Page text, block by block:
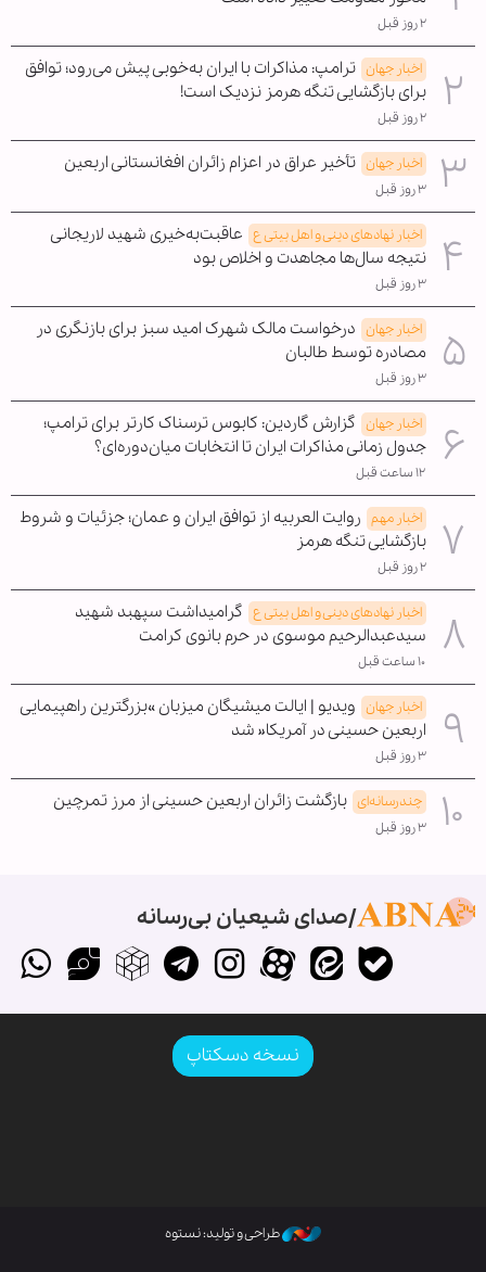
۲ روز قبل
اخبار جهان ترامپ: مذاکرات با ایران به‌خوبی پیش می‌رود؛ توافق
برای بازگشایی تنگه هرمز نزدیک است!
۲ روز قبل
اخبار جهان تأخیر عراق در اعزام زائران افغانستانی اربعین
۳ روز قبل
اخبار نهادهای دینی و اهل بیتی ع عاقبت‌به‌خیری شهید لاریجانی
نتیجه سال‌ها مجاهدت و اخلاص بود
۳ روز قبل
اخبار جهان درخواست مالک شهرک امید سبز برای بازنگری در
مصادره توسط طالبان
۳ روز قبل
اخبار جهان گزارش گاردین: کابوس ترسناک کارتر برای ترامپ؛
جدول زمانی مذاکرات ایران تا انتخابات میان‌دوره‌ای؟
۱۲ ساعت قبل
اخبار مهم روایت العربیه از توافق ایران و عمان؛ جزئیات و شروط
بازگشایی تنگه هرمز
۲ روز قبل
اخبار نهادهای دینی و اهل بیتی ع گرامیداشت سپهبد شهید
سیدعبدالرحیم موسوی در حرم بانوی کرامت
۱۰ ساعت قبل
اخبار جهان ویدیو | ایالت میشیگان میزبان »بزرگترین راهپیمایی
اربعین حسینی در آمریکا« شد
۳ روز قبل
چندرسانه‌ای بازگشت زائران اربعین حسینی از مرز تمرچین
۳ روز قبل
صدای شیعیان بی‌رسانه
نسخه دسکتاپ
طراحی و تولید: نستوه